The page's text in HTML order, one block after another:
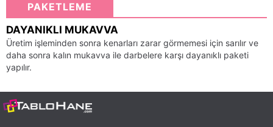
PAKETLEME
DAYANIKLI MUKAVVA
Üretim işleminden sonra kenarları zarar görmemesi için sarılır ve
daha sonra kalın mukavva ile darbelere karşı dayanıklı paketi
yapılır.